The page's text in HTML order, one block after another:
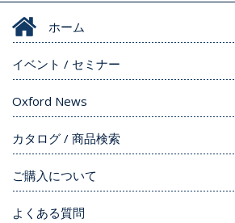
ホーム
イベント / セミナー
Oxford News
カタログ / 商品検索
ご購入について
よくある質問